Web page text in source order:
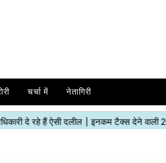
चर्चा में नेतागिरी